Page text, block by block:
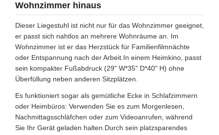
Wohnzimmer hinaus
Dieser Liegestuhl ist nicht nur für das Wohnzimmer geeignet,
er passt sich nahtlos an mehrere Wohnräume an. Im
Wohnzimmer ist er das Herzstück für Familienfilmnächte
oder Entspannung nach der Arbeit.In einem Heimkino, passt
sein kompakter Fußabdruck (29" W*35" D*40" H) ohne
Überfüllung neben anderen Sitzplätzen.
Es funktioniert sogar als gemütliche Ecke in Schlafzimmern
oder Heimbüros: Verwenden Sie es zum Morgenlesen,
Nachmittagsschläfchen oder zum Videoanrufen, während
Sie Ihr Gerät geladen halten.Durch sein platzsparendes